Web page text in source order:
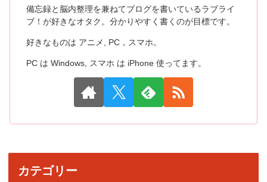
備忘録と脳内整理を兼ねてブログを書いているラブライ
ブ！が好きなオタク。分かりやすく書くのが目標です。
好きなものは アニメ, PC，スマホ。
PC は Windows, スマホ は iPhone 使ってます。
カテゴリー